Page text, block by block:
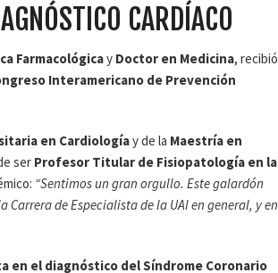
CARDÍACO
Farmacológicay Doctor en Medicina, recibió
Interamericano de Prevención
en Cardiologíay de la Maestría en
ser Profesor Titular de Fisiopatología en la
“Sentimos un gran orgullo. Este galardón
de Especialista de la UAI en general, y en
en el diagnóstico del Síndrome Coronario